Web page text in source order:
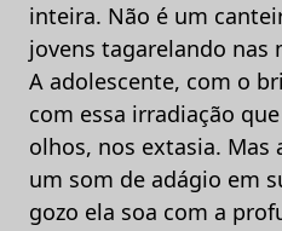
inteira. Não é um
jovens tagarelando nas
A adolescente, com o
com essa irradiação
olhos, nos extasia.
um som de adágio em
gozo ela soa com a